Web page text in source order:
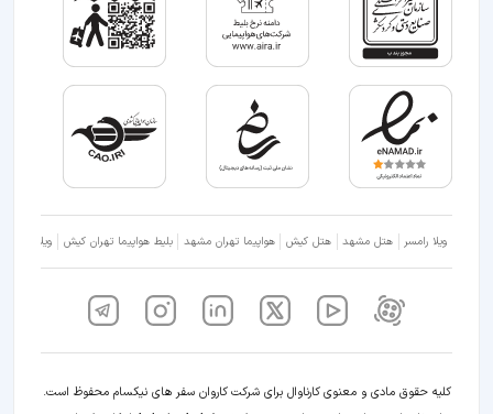
ویلا رامسر هتل مشهد هتل کیش هواپیما تهران مشهد بلیط هواپیما تهران کیش ویلا شمال
کلیه حقوق مادی و معنوی کارناوال برای شرکت کاروان سفر های نیکسام محفوظ است.